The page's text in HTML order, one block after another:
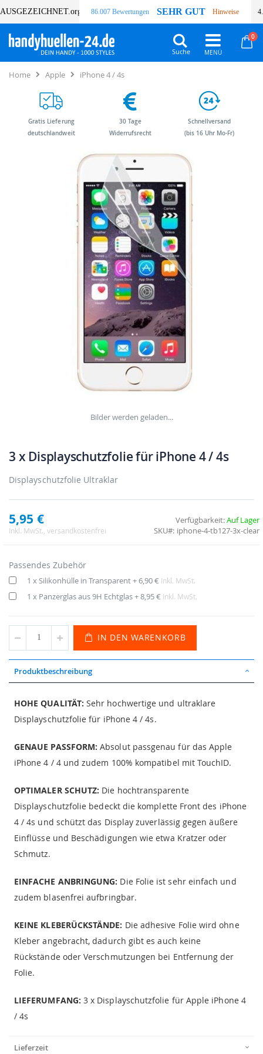
AUSGEZEICHNET.org 86.007 Bewertungen SEHR GUT Hinweise
0
Suche
Home Apple iPhone 4 / 4s
Bilder werden geladen...
3 x Displayschutzfolie für iPhone 4 / 4s
Displayschutzfolie Ultraklar
5,95 €
Inkl. MwSt. , versandkostenfrei
Verfügbarkeit:Auf Lager
SKU
iphone-4-tb127-3x-clear
Passendes Zubehör
1 x Silikonhülle in Transparent+6,90 € Inkl. MwSt.
1 x Panzerglas aus 9H Echtglas+8,95 € Inkl. MwSt.
IN DEN WARENKORB
Produktbeschreibung
HOHE QUALITÄT: Sehr hochwertige und ultraklare
Displayschutzfolie für iPhone 4 / 4s.
GENAUE PASSFORM: Absolut passgenau für das Apple
iPhone 4 / 4 und zudem 100% kompatibel mit TouchID.
OPTIMALER SCHUTZ: Die hochtransparente
Displayschutzfolie bedeckt die komplette Front des iPhone
4 / 4s und schützt das Display zuverlässig gegen äußere
Einflüsse und Beschädigungen wie etwa Kratzer oder
Schmutz.
EINFACHE ANBRINGUNG: Die Folie ist sehr einfach und
zudem blasenfrei aufbringbar.
KEINE KLEBERÜCKSTÄNDE: Die adhesive Folie wird ohne
Kleber angebracht, dadurch gibt es auch keine
Rückstände oder Verschmutzungen bei Entfernung der
Folie.
LIEFERUMFANG: 3 x Displayschutzfolie für Apple iPhone 4
/ 4s
Lieferzeit
Gratis Lieferung
deutschlandweit
30 Tage
Widerrufsrecht
Schnellversand
(bis 16 Uhr Mo-Fr)